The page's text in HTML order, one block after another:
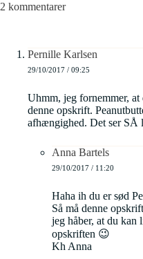
2 kommentarer
Pernille Karlsen
29/10/2017 / 09:25
Uhmm, jeg fornemmer,
denne opskrift.
afhængighed. Det ser SÅ
Anna Bartels
29/10/2017 / 11:20
Haha ih du er sød
Så må denne
jeg håber, at du kan
opskriften 😉
Kh Anna